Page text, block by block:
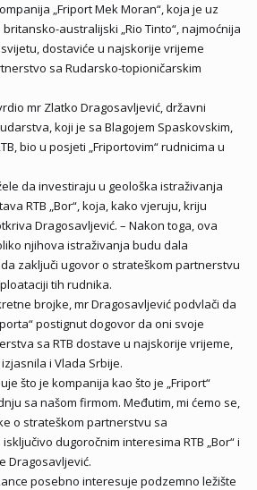
„Friport Mek Moran“, koja je uz
britansko-australijski „Rio Tinto“, najmoćnija
dostaviće u najskorije vrijeme
sa Rudarsko-topioničarskim
mr Zlatko Dragosavljević, državni
koji je sa Blagojem Spaskovskim,
bio u posjeti „Friportovim“ rudnicima u
da investiraju u geološka istraživanja
RTB „Bor“, koja, kako vjeruju, kriju
Dragosavljević. – Nakon toga, ova
njihova istraživanja budu dala
zaključi ugovor o strateškom partnerstvu
tih rudnika.
brojke, mr Dragosavljević podvlači da
postignut dogovor da oni svoje
sa RTB dostave u najskorije vrijeme,
i Vlada Srbije.
što je kompanija kao što je „Friport“
sa našom firmom. Međutim, mi ćemo se,
o strateškom partnerstvu sa
dugoročnim interesima RTB „Bor“ i
Dragosavljević.
posebno interesuje podzemno ležište